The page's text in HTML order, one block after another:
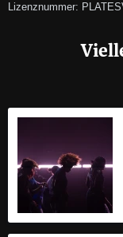
Lizenznummer: